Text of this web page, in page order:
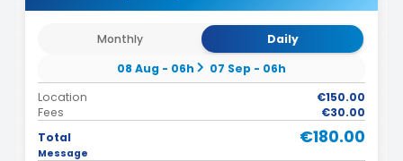
Monthly
Daily
08 Aug - 06h
07 Sep - 06h
Location
€150.00
Fees
€30.00
Total
€180.00
Message